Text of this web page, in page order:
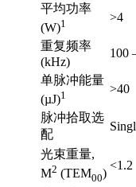
平均功率
(W)1 >4
重复频率
(kHz)
100
单脉冲能量
(µJ)1 >40
脉冲拾取选
配
光束重量,
M2 (TEM00)
<1.2